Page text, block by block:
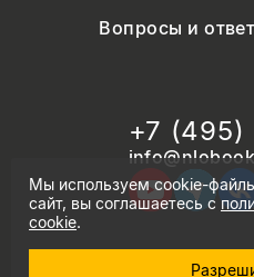
Вопросы и
+7 (495)
© Новое
Мы используем cookie-
сайт, вы соглашаетесь с
cookie.